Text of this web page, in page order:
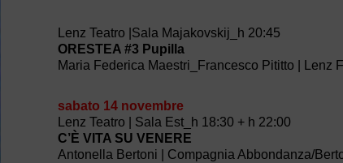
Lenz Teatro |Sala Majakovskij_h 20:45
ORESTEA #3 Pupilla
Maria Federica Maestri_Francesco Pititto | Lenz
sabato 14 novembre
Lenz Teatro | Sala Est_h 18:30 + h 22:00
C’È VITA SU VENERE
Antonella Bertoni | Compagnia Abbondanza/